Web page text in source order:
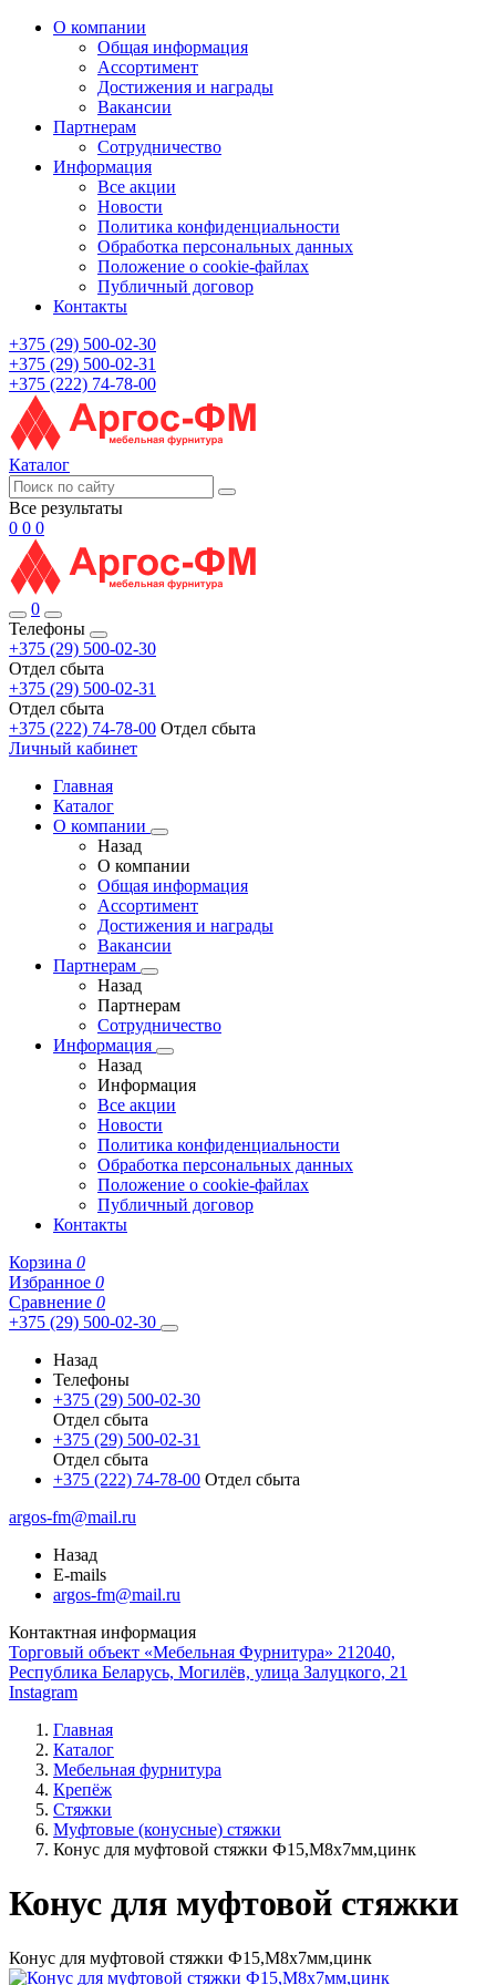
О компании
Общая информация
Ассортимент
Достижения и награды
Вакансии
Партнерам
Сотрудничество
Информация
Все акции
Новости
Политика конфиденциальности
Обработка персональных данных
Положение о cookie-файлах
Публичный договор
Контакты
+375 (29) 500-02-30
+375 (29) 500-02-31
+375 (222) 74-78-00
Каталог
Все результаты
0 0 0
0
Телефоны
+375 (29) 500-02-30
Отдел сбыта
+375 (29) 500-02-31
Отдел сбыта
+375 (222) 74-78-00 Отдел сбыта
Личный кабинет
Главная
Каталог
О компании
Назад
О компании
Общая информация
Ассортимент
Достижения и награды
Вакансии
Партнерам
Назад
Партнерам
Сотрудничество
Информация
Назад
Информация
Все акции
Новости
Политика конфиденциальности
Обработка персональных данных
Положение о cookie-файлах
Публичный договор
Контакты
Корзина 0
Избранное 0
Сравнение 0
+375 (29) 500-02-30
Назад
Телефоны
+375 (29) 500-02-30
Отдел сбыта
+375 (29) 500-02-31
Отдел сбыта
+375 (222) 74-78-00 Отдел сбыта
argos-fm@mail.ru
Назад
E-mails
argos-fm@mail.ru
Контактная информация
Торговый объект «Мебельная Фурнитура» 212040,
Республика Беларусь, Могилёв, улица Залуцкого, 21
Instagram
Главная
Каталог
Мебельная фурнитура
Крепёж
Стяжки
Муфтовые (конусные) стяжки
Конус для муфтовой стяжки Ф15,М8х7мм,цинк
Конус для муфтовой стяжки
Конус для муфтовой стяжки Ф15,М8х7мм,цинк